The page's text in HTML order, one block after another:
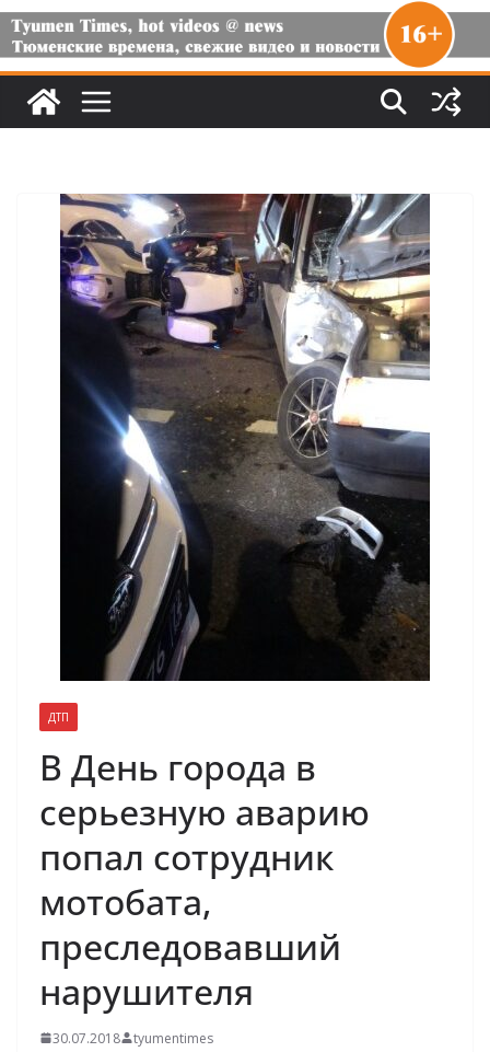
ДТП
В День города в
серьезную аварию
попал сотрудник
мотобата,
преследовавший
нарушителя
30.07.2018 tyumentimes